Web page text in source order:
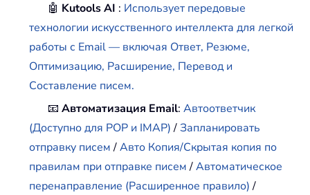
🤖 Kutools AI : Использует передовые
технологии искусственного интеллекта для легкой
работы с Email — включая Ответ, Резюме,
Оптимизацию, Расширение, Перевод и
Составление писем.
📧Автоматизация Email:Автоответчик
(Доступно для POP и IMAP)/Запланировать
отправку писем/Авто Копия/Скрытая копия по
правилам при отправке писем/Автоматическое
перенаправление (Расширенное правило)/